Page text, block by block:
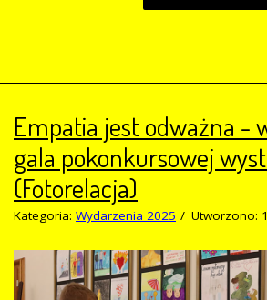
Empatia jest odważna -
gala pokonkursowej
(Fotorelacja)
Kategoria: Wydarzenia 2025 Utworzono: